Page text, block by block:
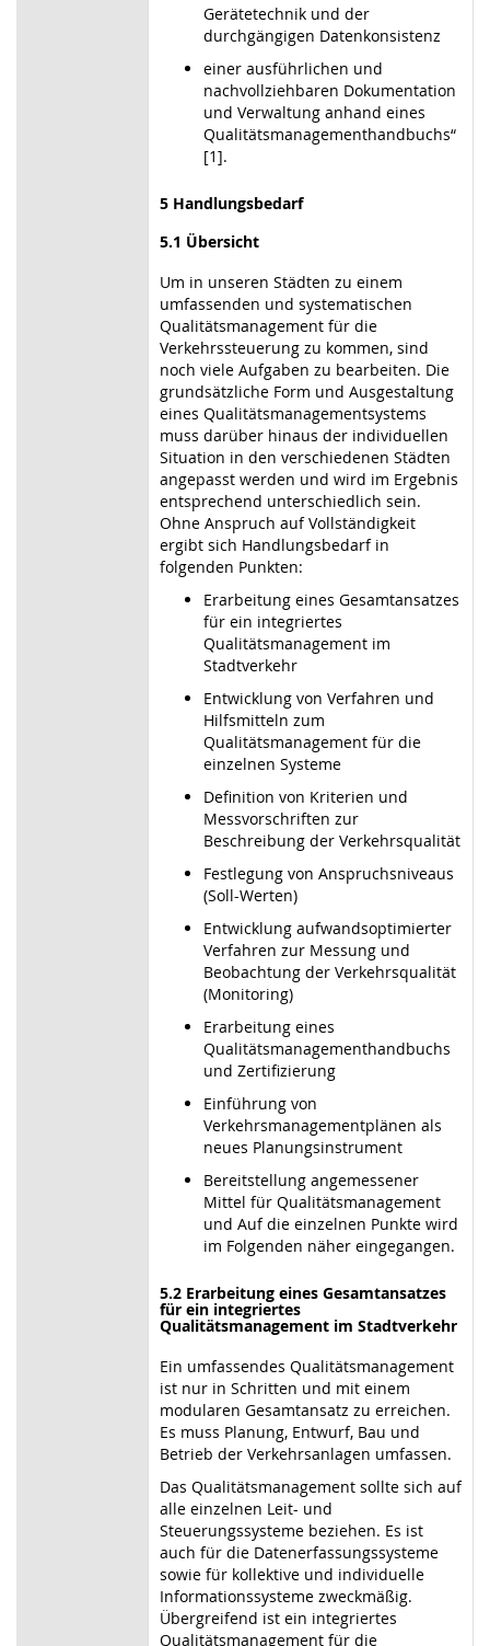
Gerätetechnik und der
durchgängigen Datenkonsistenz
einer ausführlichen und
nachvollziehbaren Dokumentation
und Verwaltung anhand eines
Qualitätsmanagementhandbuchs“
[1].
5 Handlungsbedarf
5.1 Übersicht
Um in unseren Städten zu einem
umfassenden und systematischen
Qualitätsmanagement für die
Verkehrssteuerung zu kommen, sind
noch viele Aufgaben zu bearbeiten. Die
grundsätzliche Form und Ausgestaltung
eines Qualitätsmanagementsystems
muss darüber hinaus der individuellen
Situation in den verschiedenen Städten
angepasst werden und wird im Ergebnis
entsprechend unterschiedlich sein.
Ohne Anspruch auf Vollständigkeit
ergibt sich Handlungsbedarf in
folgenden Punkten:
Erarbeitung eines Gesamtansatzes
für ein integriertes
Qualitätsmanagement im
Stadtverkehr
Entwicklung von Verfahren und
Hilfsmitteln zum
Qualitätsmanagement für die
einzelnen Systeme
Definition von Kriterien und
Messvorschriften zur
Beschreibung der Verkehrsqualität
Festlegung von Anspruchsniveaus
(Soll-Werten)
Entwicklung aufwandsoptimierter
Verfahren zur Messung und
Beobachtung der Verkehrsqualität
(Monitoring)
Erarbeitung eines
Qualitätsmanagementhandbuchs
und Zertifizierung
Einführung von
Verkehrsmanagementplänen als
neues Planungsinstrument
Bereitstellung angemessener
Mittel für Qualitätsmanagement
und Auf die einzelnen Punkte wird
im Folgenden näher eingegangen.
5.2 Erarbeitung eines Gesamtansatzes
für ein integriertes
Qualitätsmanagement im Stadtverkehr
Ein umfassendes Qualitätsmanagement
ist nur in Schritten und mit einem
modularen Gesamtansatz zu erreichen.
Es muss Planung, Entwurf, Bau und
Betrieb der Verkehrsanlagen umfassen.
Das Qualitätsmanagement sollte sich auf
alle einzelnen Leit- und
Steuerungssysteme beziehen. Es ist
auch für die Datenerfassungssysteme
sowie für kollektive und individuelle
Informationssysteme zweckmäßig.
Übergreifend ist ein integriertes
Qualitätsmanagement für die